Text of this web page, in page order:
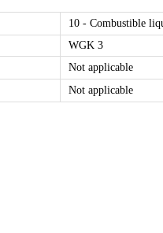
10 - Combustible
WGK 3
Not applicable
Not applicable